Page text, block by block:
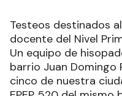
Testeos destinados
docente del Nivel
Un equipo de
barrio Juan Domingo
cinco de nuestra